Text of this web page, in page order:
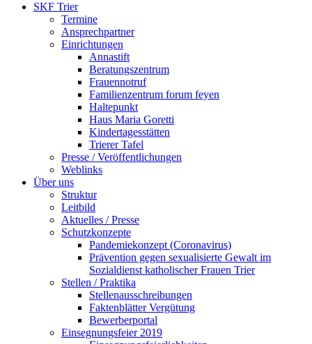
SKF Trier
Termine
Ansprechpartner
Einrichtungen
Annastift
Beratungszentrum
Frauennotruf
Familienzentrum forum feyen
Haltepunkt
Haus Maria Goretti
Kindertagesstätten
Trierer Tafel
Presse / Veröffentlichungen
Weblinks
Über uns
Struktur
Leitbild
Aktuelles / Presse
Schutzkonzepte
Pandemiekonzept (Coronavirus)
Prävention gegen sexualisierte Gewalt im
Sozialdienst katholischer Frauen Trier
Stellen / Praktika
Stellenausschreibungen
Faktenblätter Vergütung
Bewerberportal
Einsegnungsfeier 2019